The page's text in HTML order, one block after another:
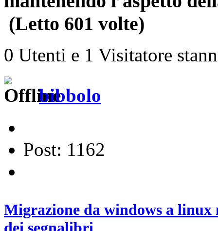
(Letto 601 volte)
0 Utenti e 1 Visitatore
bibbolo
Post: 1162
Migrazione da windows a linux